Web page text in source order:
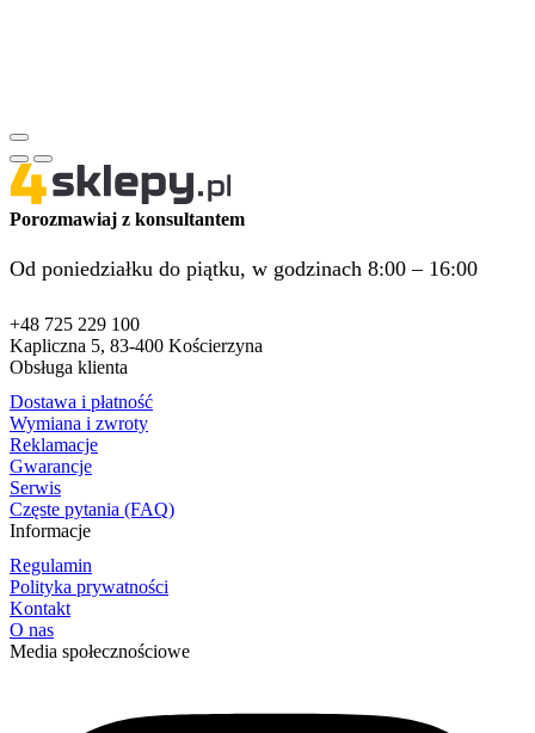
Porozmawiaj z konsultantem
Od poniedziałku do piątku, w godzinach 8:00 – 16:00
+48 725 229 100
Kapliczna 5, 83-400 Kościerzyna
Obsługa klienta
Dostawa i płatność
Wymiana i zwroty
Reklamacje
Gwarancje
Serwis
Częste pytania (FAQ)
Informacje
Regulamin
Polityka prywatności
Kontakt
O nas
Media społecznościowe